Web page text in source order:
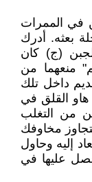
في الممرات
بعثه. أدرك
(ج) كان
منعهما من
داخل تلك
هاو القلق في
من التغلب
مخاوفك
إليه وحاول
عليها في